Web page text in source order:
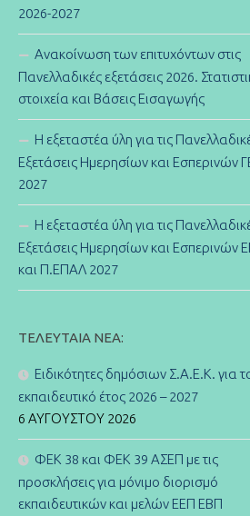
2026-2027
Ανακοίνωση των επιτυχόντων στις
Πανελλαδικές εξετάσεις 2026.
στοιχεία και Βάσεις Εισαγωγής
Η εξεταστέα ύλη για τις
Εξετάσεις Ημερησίων και Εσπερινών
2027
Η εξεταστέα ύλη για τις
Εξετάσεις Ημερησίων και Εσπερινών
και Π.ΕΠΑΛ 2027
ΤΕΛΕΥΤΑΊΑ ΝΈΑ:
Ειδικότητες δημόσιων Σ.Α.Ε.Κ. για
εκπαιδευτικό έτος 2026 – 2027
6 ΑΥΓΟΎΣΤΟΥ 2026
ΦΕΚ 38 και ΦΕΚ 39 ΑΣΕΠ με τις
προσκλήσεις για μόνιμο διορισμό
εκπαιδευτικών και μελών ΕΕΠ ΕΒΠ